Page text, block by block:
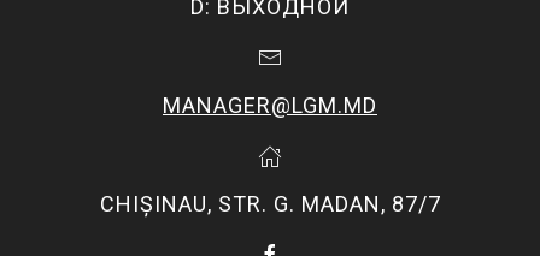
D: ВЫХОДНОЙ
MANAGER@LGM.MD
CHIŞINAU, STR. G. MADAN, 87/7